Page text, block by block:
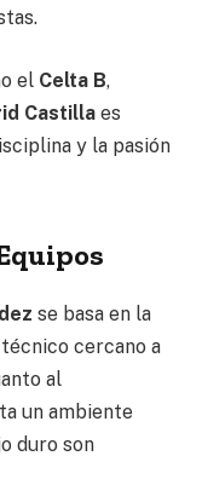
el Celta B,
Castilla es
y la pasión
se basa en la
cercano a
al
un ambiente
duro son